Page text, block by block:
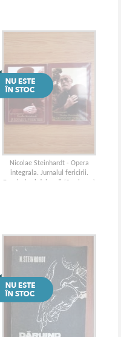
Nicolae Steinhardt - Opera
integrala. Jurnalul fericirii.
Daruind vei dobandi (2 volume)